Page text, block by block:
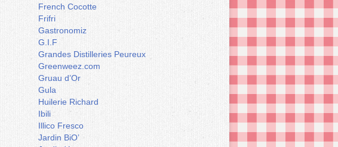
French Cocotte
Frifri
Gastronomiz
G.I.F
Grandes Distilleries Peureux
Greenweez.com
Gruau d’Or
Gula
Huilerie Richard
Ibili
Illico Fresco
Jardin BiO’